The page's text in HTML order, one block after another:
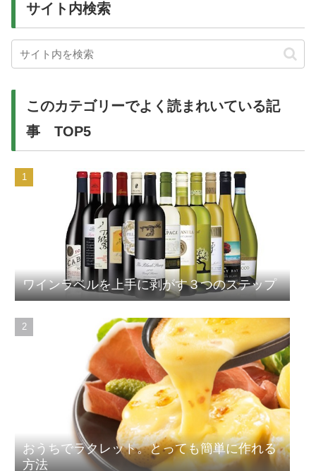
サイト内検索
このカテゴリーでよく読まれいている記
事 TOP5
ワインラベルを上手に剥がす３つのステップ
おうちでラクレット。とっても簡単に作れる
方法